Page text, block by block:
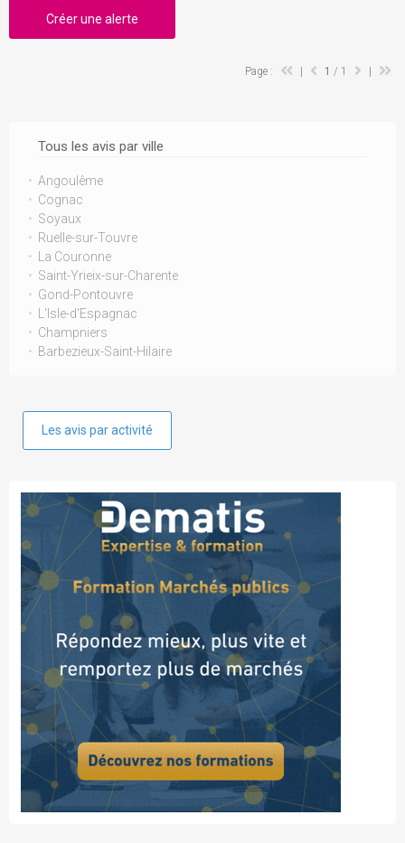
Tous les avis par ville
Angoulême
Cognac
Soyaux
Ruelle-sur-Touvre
La Couronne
Saint-Yrieix-sur-Charente
Gond-Pontouvre
L'Isle-d'Espagnac
Champniers
Barbezieux-Saint-Hilaire
Les avis par activité
Créer une alerte
Page : 1 / 1